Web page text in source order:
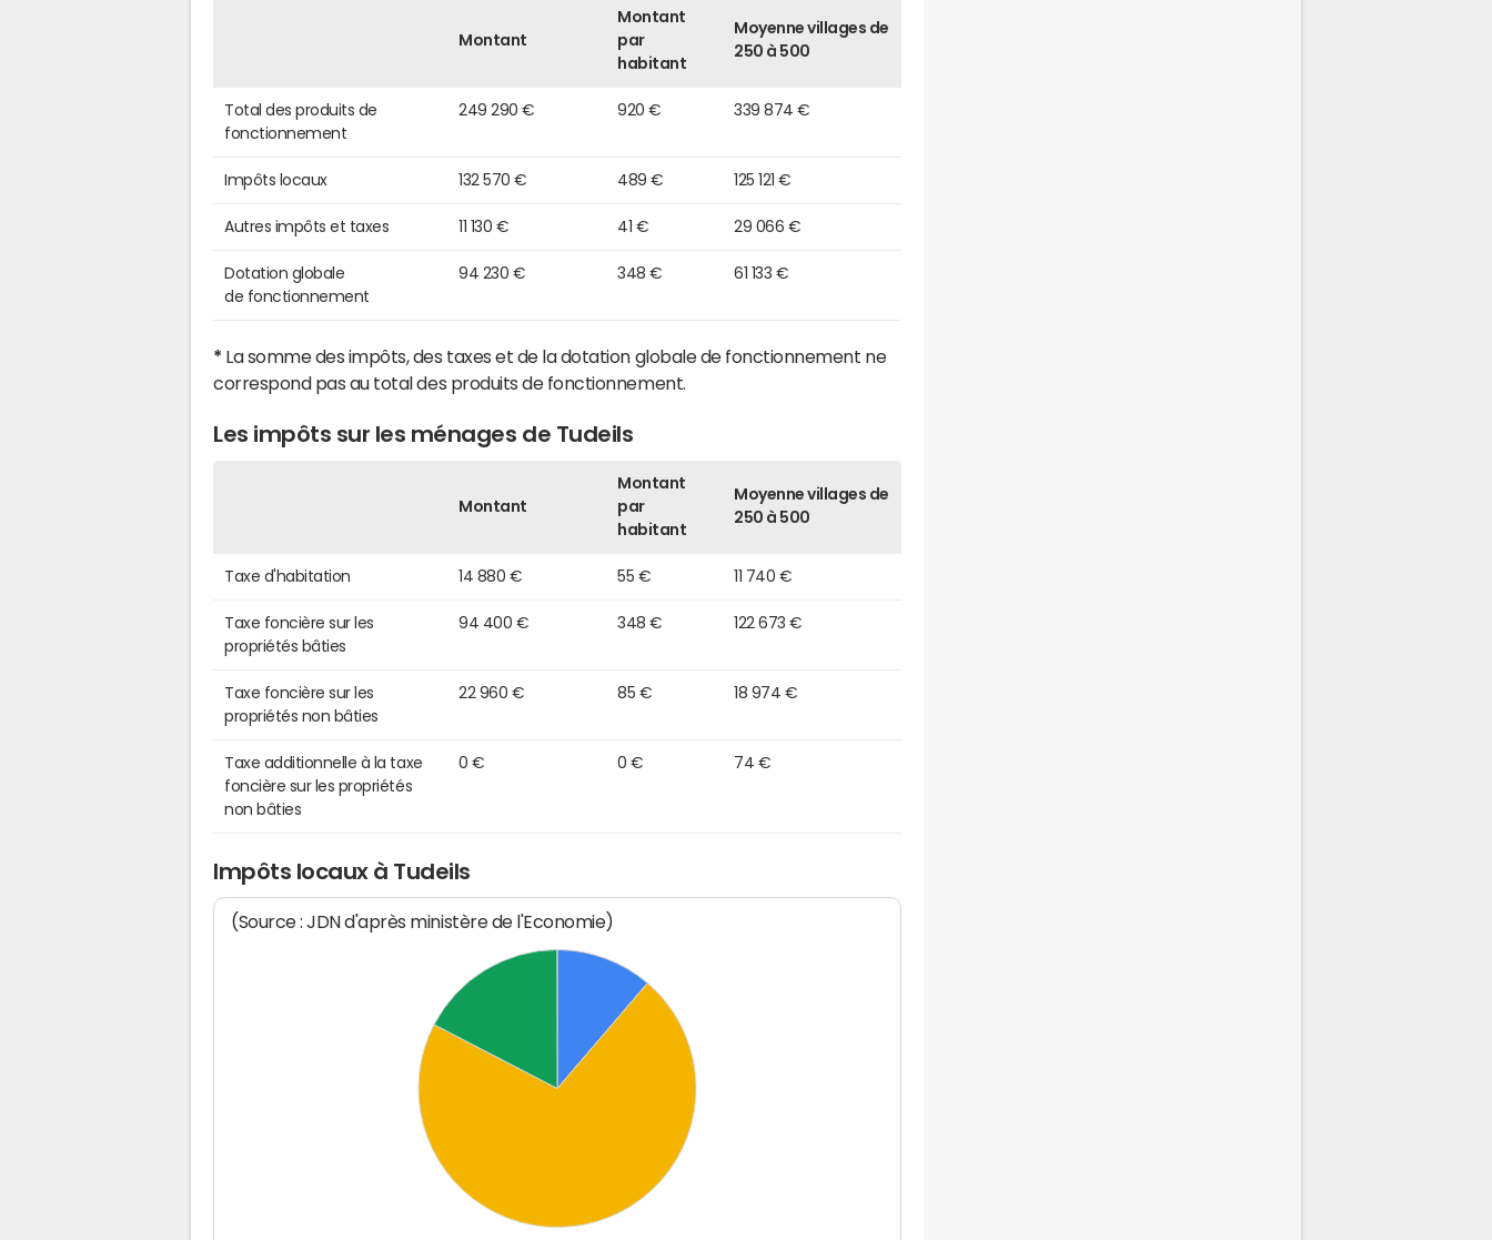
Montant
Montant
par
habitant
Moyenne villages de
250 à 500
Total des produits de
fonctionnement
249 290 € 920 € 339 874 €
Impôts locaux 132 570 € 489 € 125 121 €
Autres impôts et taxes 11 130 € 41 € 29 066 €
Dotation globale
de fonctionnement
94 230 € 348 € 61 133 €
* La somme des impôts, des taxes et de la dotation globale de fonctionnement ne
correspond pas au total des produits de fonctionnement.
Les impôts sur les ménages de Tudeils
Montant
Montant
par
habitant
Moyenne villages de
250 à 500
Taxe d'habitation 14 880 € 55 € 11 740 €
Taxe foncière sur les
propriétés bâties
94 400 € 348 € 122 673 €
Taxe foncière sur les
propriétés non bâties
22 960 € 85 € 18 974 €
Taxe additionnelle à la taxe
foncière sur les propriétés
non bâties
0 € 0 € 74 €
Impôts locaux à Tudeils
(Source : JDN d'après ministère de l'Economie)